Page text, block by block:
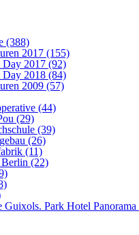
(388)
2017 (155)
Day 2017 (92)
Day 2018 (84)
2009 (57)
(44)
(29)
(39)
(26)
(11)
(22)
Guixols. Park Hotel Panorama